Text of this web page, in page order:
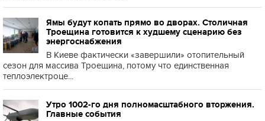
Ямы будут копать прямо во дворах. Столичная
Троещина готовится к худшему сценарию без
энергоснабжения
В Киеве фактически «завершили» отопительный
сезон для массива Троещина, потому что единственная
теплоэлектроце...
Утро 1002-го дня полномасштабного вторжения.
Главные события